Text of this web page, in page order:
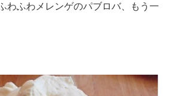
わふわメレンゲのパブロバ、もう一